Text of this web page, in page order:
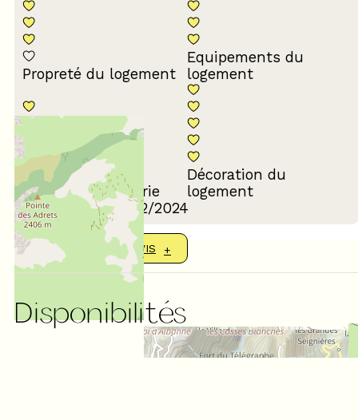
Propreté du logement
Equipements du
logement
Confort de la literie
Décoration du
logement
Avis écrit le 13/02/2024
AFFICHER PLUS D'AVIS
Disponibilités